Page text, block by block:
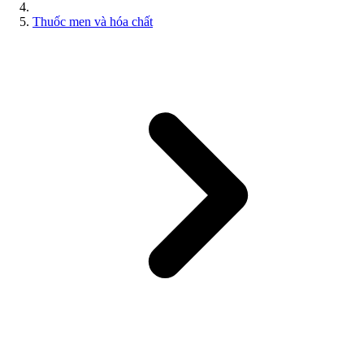
Thuốc men và hóa chất